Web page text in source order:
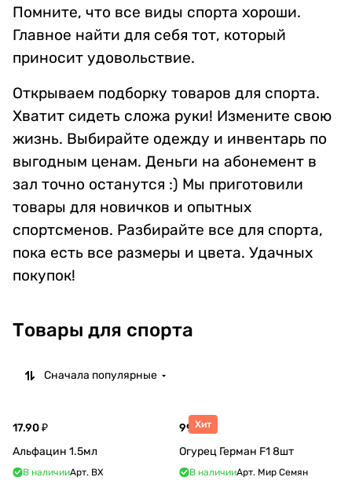
Помните, что все виды спорта хороши.
Главное найти для себя тот, который
приносит удовольствие.
Открываем подборку товаров для спорта.
Хватит сидеть сложа руки! Измените свою
жизнь. Выбирайте одежду и инвентарь по
выгодным ценам. Деньги на абонемент в
зал точно останутся :) Мы приготовили
товары для новичков и опытных
спортсменов. Разбирайте все для спорта,
пока есть все размеры и цвета. Удачных
покупок!
Товары для спорта
Сначала популярные
17.90 ₽
Альфацин 1.5мл
В наличииАрт. ВХ
Хит
99.90 ₽
Огурец Герман F1 8шт
В наличииАрт. Мир Семян